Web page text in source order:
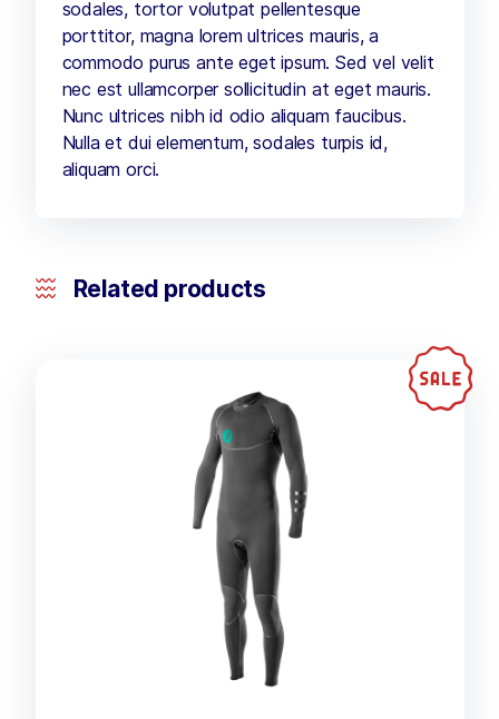
sodales, tortor volutpat pellentesque
porttitor, magna lorem ultrices mauris, a
commodo purus ante eget ipsum. Sed vel velit
nec est ullamcorper sollicitudin at eget mauris.
Nunc ultrices nibh id odio aliquam faucibus.
Nulla et dui elementum, sodales turpis id,
aliquam orci.
Related products